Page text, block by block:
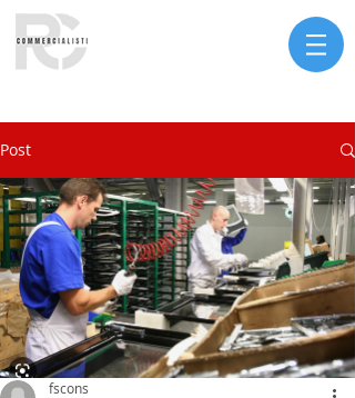
Post
fscons